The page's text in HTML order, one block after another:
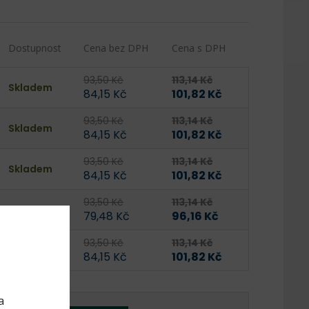
Dostupnost Cena bez DPH Cena s DPH
Skladem
93,50 Kč
84,15 Kč
113,14 Kč
101,82 Kč
Skladem
93,50 Kč
84,15 Kč
113,14 Kč
101,82 Kč
Skladem
93,50 Kč
84,15 Kč
113,14 Kč
101,82 Kč
Skladem
93,50 Kč
79,48 Kč
113,14 Kč
96,16 Kč
93,50 Kč
84,15 Kč
113,14 Kč
101,82 Kč